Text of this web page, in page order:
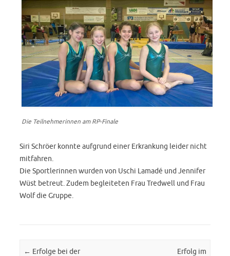
Die Teilnehmerinnen am RP-Finale
Siri Schröer konnte aufgrund einer Erkrankung leider nicht
mitfahren.
Die Sportlerinnen wurden von Uschi Lamadé und Jennifer
Wüst betreut. Zudem begleiteten Frau Tredwell und Frau
Wolf die Gruppe.
Post navigation
← Erfolge bei der
Erfolg im